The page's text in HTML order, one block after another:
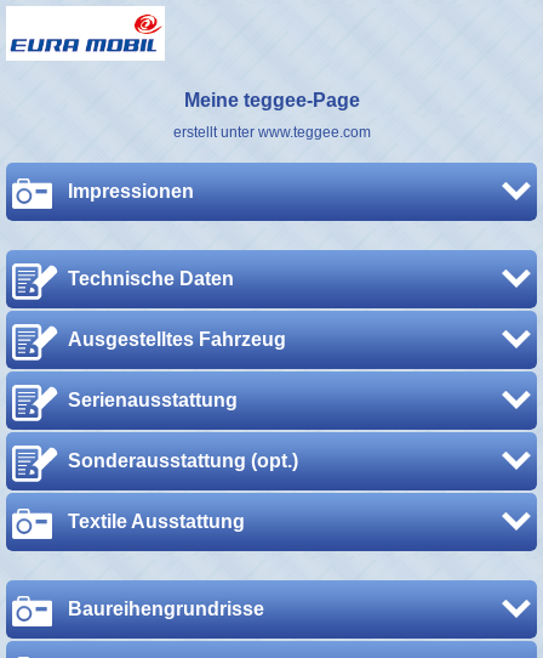
Meine teggee-Page
erstellt unter www.teggee.com
Impressionen
Technische Daten
Ausgestelltes Fahrzeug
Serienausstattung
Sonderausstattung (opt.)
Textile Ausstattung
Baureihengrundrisse